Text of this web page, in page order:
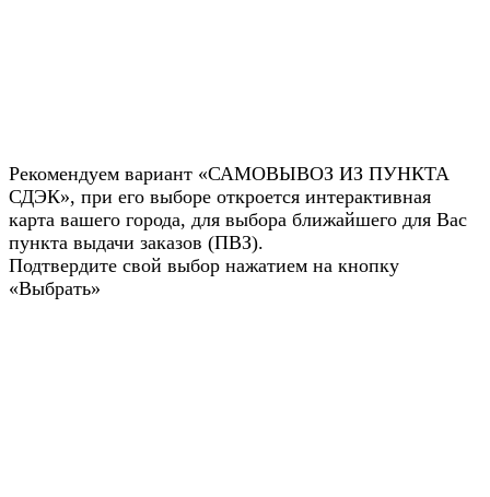
Рекомендуем вариант «САМОВЫВОЗ ИЗ ПУНКТА
СДЭК», при его выборе откроется интерактивная
карта вашего города, для выбора ближайшего для Вас
пункта выдачи заказов (ПВЗ).
Подтвердите свой выбор нажатием на кнопку
«Выбрать»